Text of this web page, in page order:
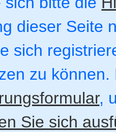
dieser Seite
sich
zu
,
Sie sich